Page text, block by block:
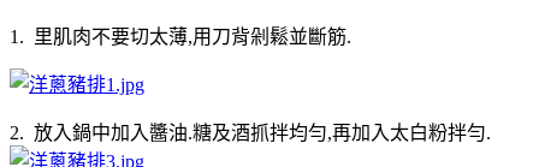
1. 里肌肉不要切太薄,用刀背剁鬆並斷筋.
2. 放入鍋中加入醬油.糖及酒抓拌均勻,再加入太白粉拌勻.